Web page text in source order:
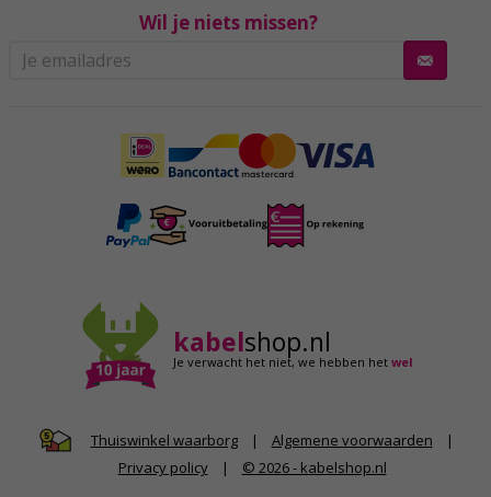
Wil je niets missen?
kabelshop.nl
Je verwacht het niet,we hebben hetwel
Thuiswinkel waarborg | Algemene voorwaarden
|
Privacy policy
| © 2026 - kabelshop.nl